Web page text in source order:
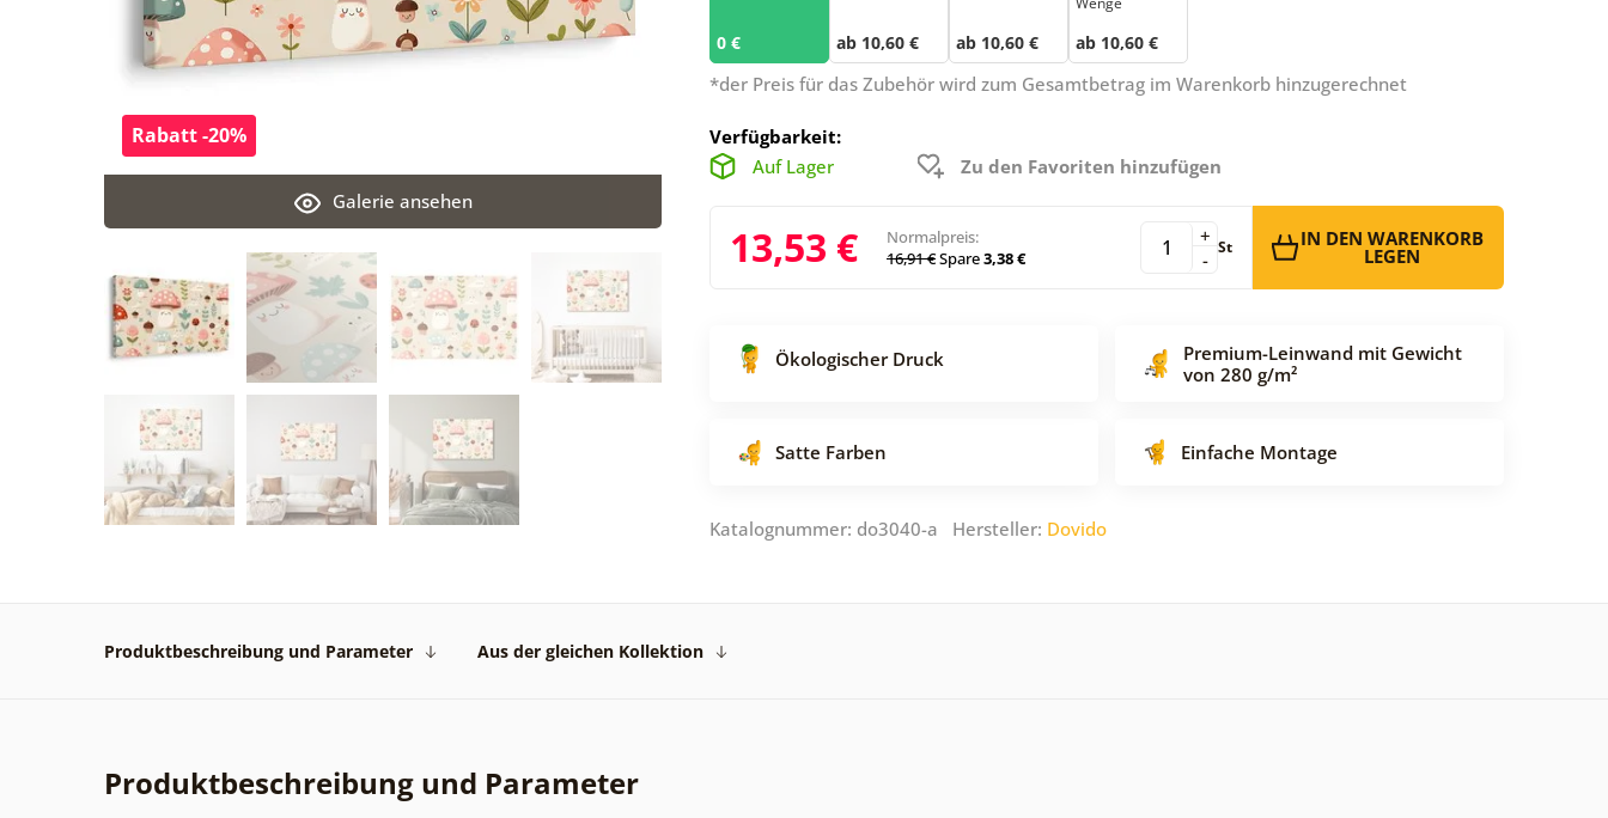
Galerie ansehen
Rabatt -20%
0 € ab 10,60 € ab 10,60 € ab 10,60 €
*der Preis für das Zubehör wird zum Gesamtbetrag im Warenkorb hinzugerechnet
Verfügbarkeit:
Auf Lager
Zu den Favoriten hinzufügen
13,53 €
Normalpreis:
16,91 €Spare3,38 € -
+ St IN DEN WARENKORB
LEGEN
Ökologischer Druck
Premium-Leinwand mit Gewicht
von 280 g/m²
Satte Farben Einfache Montage
Katalognummer: do3040-a Hersteller: Dovido
Produktbeschreibung und Parameter Aus der gleichen Kollektion
Produktbeschreibung und Parameter